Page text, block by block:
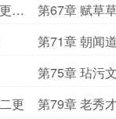
求
第67章 赋草
第71章 朝闻
第75章 玷污
更
第79章 老秀